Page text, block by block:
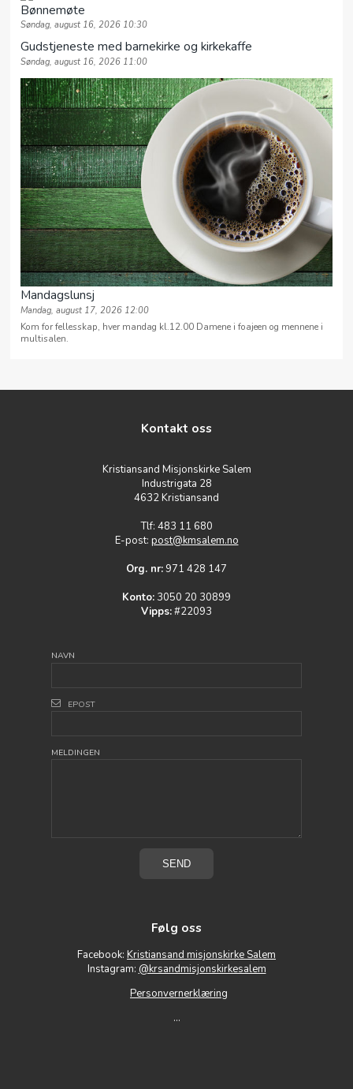
Bønnemøte
Søndag, august 16, 2026 10:30
Gudstjeneste med barnekirke og kirkekaffe
Søndag, august 16, 2026 11:00
Mandagslunsj
Mandag, august 17, 2026 12:00
Kom for fellesskap, hver mandag kl.12.00 Damene i foajeen og mennene i
multisalen.
Kontakt oss
Kristiansand Misjonskirke Salem
Industrigata 28
4632 Kristiansand
Tlf: 483 11 680
E-post: post@kmsalem.no
Org. nr:971 428 147
Konto:3050 20 30899
Vipps:#22093
NAVN
EPOST
MELDINGEN
Følg oss
Facebook: Kristiansand misjonskirke Salem
Instagram: @krsandmisjonskirkesalem
Personvernerklæring
...